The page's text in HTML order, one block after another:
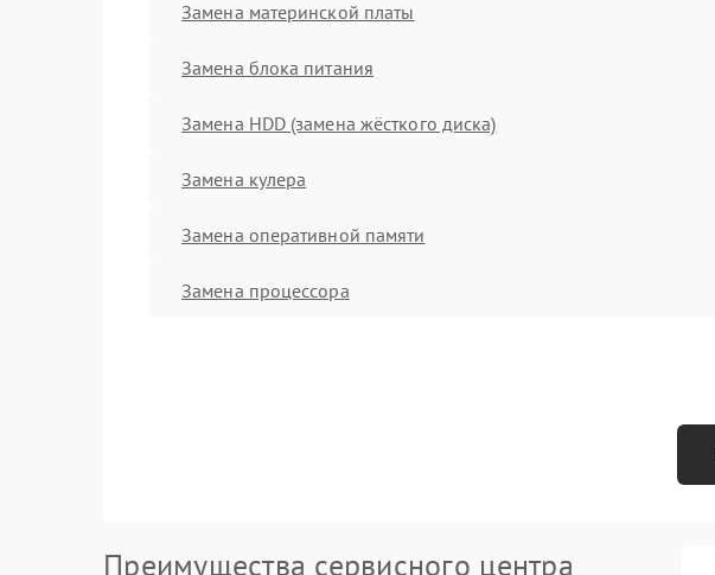
Замена материнской платы
Замена блока питания
Замена HDD (замена жёсткого диска)
Замена кулера
Замена оперативной памяти
Замена процессора
Преимущества сервисного центра